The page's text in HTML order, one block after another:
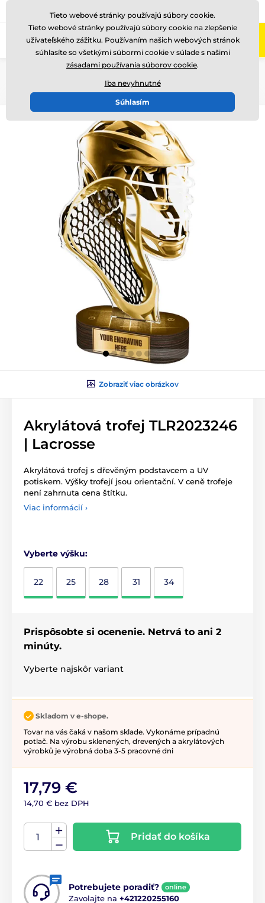
Zavolajte nám (Po-Pi 8-17) +421220255160
Zobraziť viac obrázkov
Akrylátová trofej TLR2023246
| Lacrosse
Akrylátová trofej s dřevěným podstavcem a UV
potiskem. Výšky trofejí jsou orientační. V ceně trofeje
není zahrnuta cena štítku.
Viac informácií ›
Vyberte výšku:
22 25 28 31 34
Prispôsobte si ocenenie. Netrvá to ani 2
minúty.
Vyberte najskôr variant
Skladom v e-shope.
Tovar na vás čaká v našom sklade. Vykonáme prípadnú
potlač. Na výrobu sklenených, drevených a akrylátových
výrobků je výrobná doba 3-5 pracovné dni
17,79 €
14,70 € bez DPH
Pridať do košíka
Potrebujete poradiť? online
Zavolajte na +421220255160
Tieto webové stránky používajú súbory cookie.
Tieto webové stránky používajú súbory cookie na zlepšenie
užívateľského zážitku. Používaním našich webových stránok
súhlasíte so všetkými súbormi cookie v súlade s našimi
zásadami používania súborov cookie.
Iba nevyhnutné
Súhlasím